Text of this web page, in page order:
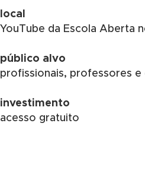
local
YouTube da Escola Aberta
público alvo
profissionais, professores e
investimento
acesso gratuito